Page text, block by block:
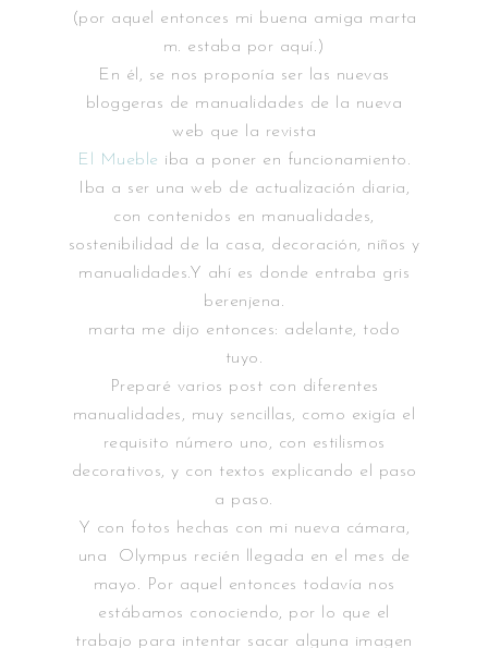
(por aquel entonces mi buena amiga marta
m. estaba por aquí.)
En él, se nos proponía ser las nuevas
bloggeras de manualidades de la nueva
web que la revista
El Mueble iba a poner en funcionamiento.
Iba a ser una web de actualización diaria,
con contenidos en manualidades,
sostenibilidad de la casa, decoración, niños y
manualidades.Y ahí es donde entraba gris
berenjena.
marta me dijo entonces: adelante, todo
tuyo.
Preparé varios post con diferentes
manualidades, muy sencillas, como exigía el
requisito número uno, con estilismos
decorativos, y con textos explicando el paso
a paso.
Y con fotos hechas con mi nueva cámara,
una Olympus recién llegada en el mes de
mayo. Por aquel entonces todavía nos
estábamos conociendo, por lo que el
trabajo para intentar sacar alguna imagen